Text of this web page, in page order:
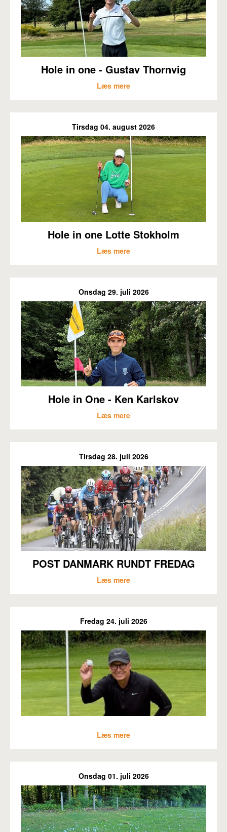
Pro
Hole in one - Gustav Thornvig
Læs mere
Tirsdag 04. august 2026
Hole in one Lotte Stokholm
Læs mere
Onsdag 29. juli 2026
Hole in One - Ken Karlskov
Læs mere
Tirsdag 28. juli 2026
POST DANMARK RUNDT FREDAG
Læs mere
Fredag 24. juli 2026
Læs mere
Onsdag 01. juli 2026